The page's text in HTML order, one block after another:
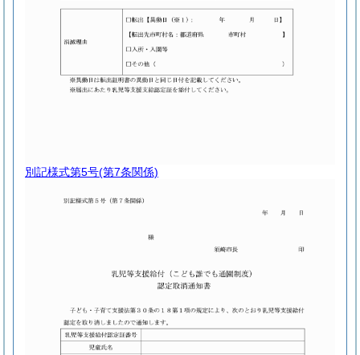
別記様式第5号(第7条関係)